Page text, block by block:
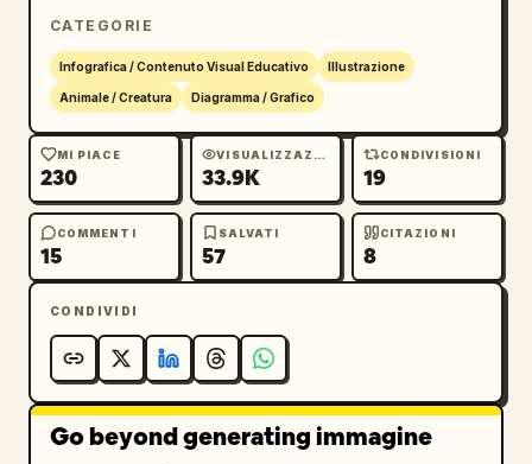
CATEGORIE
Infografica / Contenuto Visual Educativo Illustrazione
Animale / Creatura Diagramma / Grafico
MI PIACE
230
VISUALIZZAZIONI
33.9K
CONDIVISIONI
19
COMMENTI
15
SALVATI
57
CITAZIONI
8
CONDIVIDI
Go beyond generating immagine